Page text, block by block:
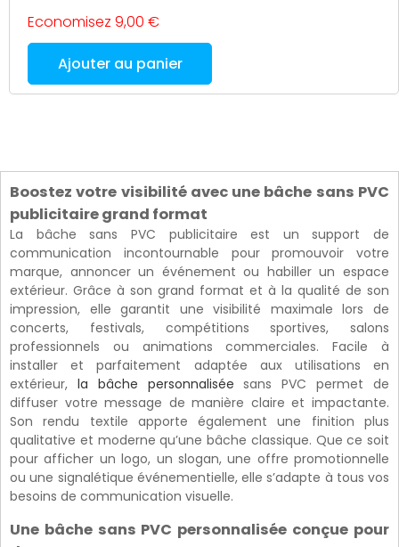
Economisez 9,00 €
Ajouter au panier
Boostez votre visibilité avec une bâche sans PVC
publicitaire grand format
La bâche sans PVC publicitaire est un support de
communication incontournable pour promouvoir votre
marque, annoncer un événement ou habiller un espace
extérieur. Grâce à son grand format et à la qualité de son
impression, elle garantit une visibilité maximale lors de
concerts, festivals, compétitions sportives, salons
professionnels ou animations commerciales. Facile à
installer et parfaitement adaptée aux utilisations en
extérieur, la bâche personnalisée sans PVC permet de
diffuser votre message de manière claire et impactante.
Son rendu textile apporte également une finition plus
qualitative et moderne qu’une bâche classique. Que ce soit
pour afficher un logo, un slogan, une offre promotionnelle
ou une signalétique événementielle, elle s’adapte à tous vos
besoins de communication visuelle.
Une bâche sans PVC personnalisée conçue pour